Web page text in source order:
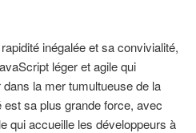
inégalée et sa convivialité,
léger et agile qui
la mer tumultueuse de la
sa plus grande force, avec
qui accueille les développeurs à